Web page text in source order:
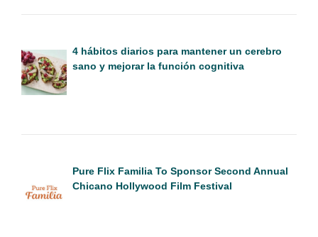
4 hábitos diarios para mantener un cerebro
sano y mejorar la función cognitiva
Pure Flix Familia To Sponsor Second Annual
Chicano Hollywood Film Festival